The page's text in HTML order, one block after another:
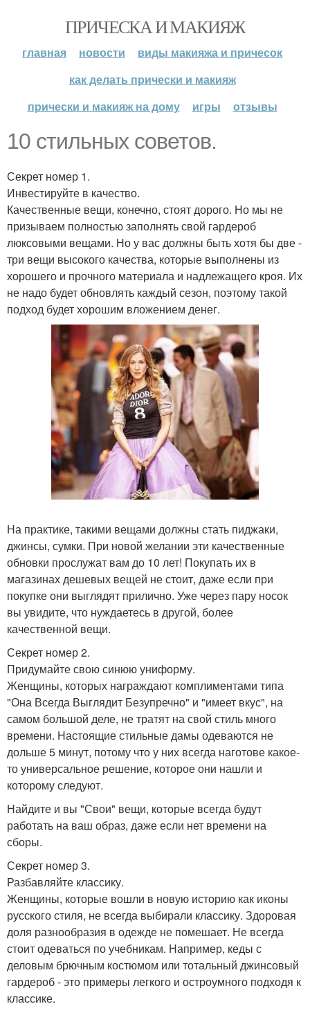
ПРИЧЕСКА И МАКИЯЖ
главная новости
виды макияжа и причесок
как делать прически и макияж
прически и макияж на дому
игры отзывы
10 стильных советов.
Секрет номер 1.
Инвестируйте в качество.
Качественные вещи, конечно, стоят дорого. Но мы не
призываем полностью заполнять свой гардероб
люксовыми вещами. Но у вас должны быть хотя бы две -
три вещи высокого качества, которые выполнены из
хорошего и прочного материала и надлежащего кроя. Их
не надо будет обновлять каждый сезон, поэтому такой
подход будет хорошим вложением денег.
На практике, такими вещами должны стать пиджаки,
джинсы, сумки. При новой желании эти качественные
обновки прослужат вам до 10 лет! Покупать их в
магазинах дешевых вещей не стоит, даже если при
покупке они выглядят прилично. Уже через пару носок
вы увидите, что нуждаетесь в другой, более
качественной вещи.
Секрет номер 2.
Придумайте свою синюю униформу.
Женщины, которых награждают комплиментами типа
"Она Всегда Выглядит Безупречно" и "имеет вкус", на
самом большой деле, не тратят на свой стиль много
времени. Настоящие стильные дамы одеваются не
дольше 5 минут, потому что у них всегда наготове какое-
то универсальное решение, которое они нашли и
которому следуют.
Найдите и вы "Свои" вещи, которые всегда будут
работать на ваш образ, даже если нет времени на
сборы.
Секрет номер 3.
Разбавляйте классику.
Женщины, которые вошли в новую историю как иконы
русского стиля, не всегда выбирали классику. Здоровая
доля разнообразия в одежде не помешает. Не всегда
стоит одеваться по учебникам. Например, кеды с
деловым брючным костюмом или тотальный джинсовый
гардероб - это примеры легкого и остроумного подходя к
классике.